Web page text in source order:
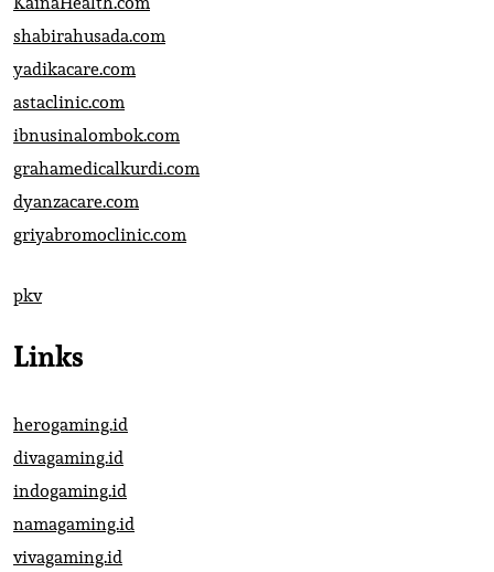
shabirahusada.com
yadikacare.com
astaclinic.com
ibnusinalombok.com
grahamedicalkurdi.com
dyanzacare.com
griyabromoclinic.com
pkv
Links
herogaming.id
divagaming.id
indogaming.id
namagaming.id
vivagaming.id